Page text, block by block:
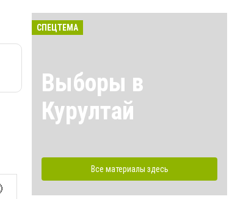
СПЕЦТЕМА
Выборы в
Курултай
Все материалы здесь